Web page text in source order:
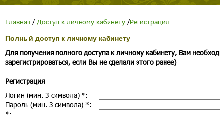
Главная / Доступ к личному кабинету /Регистрация
Полный доступ к личному кабинету
Для получения полного доступа к личному кабинету, Вам
зарегистрироваться, если Вы не сделали этого ранее)
Регистрация
Логин (мин. 3 символа) *:
Пароль (мин. 3 символа) *:
*: